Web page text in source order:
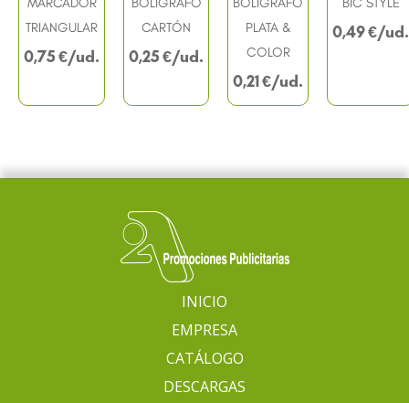
TRIANGULAR
0,75€
CARTÓN
0,25€
PLATA &
COLOR
0,21€
0,49€
INICIO
EMPRESA
CATÁLOGO
DESCARGAS